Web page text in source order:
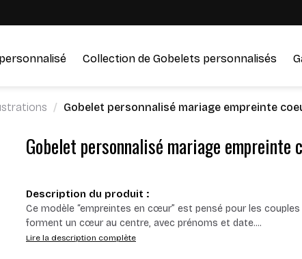
Collection de Gobelets personnalisés
Gobelet personnalisé mariage empreinte
Gobelet personnalisé mariage empreinte
Description du produit :
Ce modèle “empreintes en cœur” est pensé pour les
forment un cœur au centre, avec prénoms et date....
Lire la description complète